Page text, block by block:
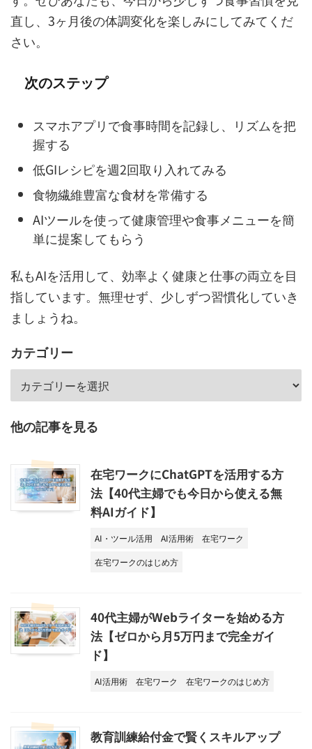
直し、3ヶ月後の体調変化を楽しみにしてみてくだ
さい。
次のステップ
スマホアプリで食事時間を記録し、リズムを把
握する
低GIレシピを週2回取り入れてみる
食物繊維豊富な食材を常備する
AIツールを使って健康管理や食事メニューを簡
単に提案してもらう
私もAIを活用して、効率よく健康と仕事の両立を目
指しています。無理せず、少しずつ習慣化していき
ましょうね。
カテゴリー
他の記事を見る
在宅ワークにChatGPTを活用する方
法【40代主婦でも今日から使える無
料AIガイド】
AI・ツール活用 AI活用術
在宅ワーク
在宅ワークのはじめ方
40代主婦がWebライターを始める方
法【ゼロから月5万円まで完全ガイ
ド】
AI活用術 在宅ワーク 在宅ワークのはじめ方
教育訓練給付金で賢くスキルアップ